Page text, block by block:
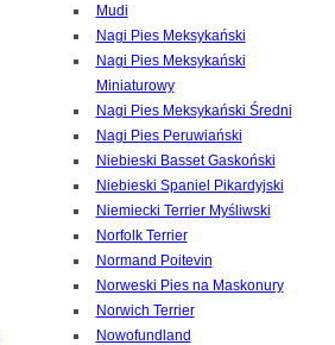
Mudi
Nagi Pies Meksykański
Nagi Pies Meksykański
Miniaturowy
Nagi Pies Meksykański Średni
Nagi Pies Peruwiański
Niebieski Basset Gaskoński
Niebieski Spaniel Pikardyjski
Niemiecki Terrier Myśliwski
Norfolk Terrier
Normand Poitevin
Norweski Pies na Maskonury
Norwich Terrier
Nowofundland